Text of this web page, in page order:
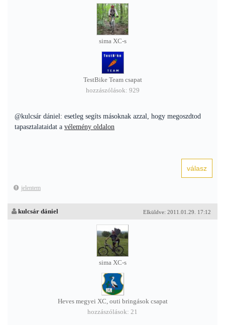
sima XC-s
TestBike Team csapat
hozzászólások: 929
@kulcsár dániel: esetleg segíts másoknak azzal, hogy megoszdtod
tapasztalataidat a vélemény oldalon
jelentem
Elküldve: 2011.01.29. 17:12
kulcsár dániel
sima XC-s
Heves megyei XC, outi bringások csapat
hozzászólások: 21